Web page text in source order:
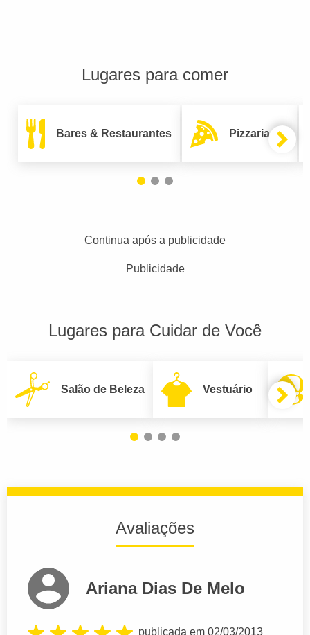
Lugares para comer
Bares & Restaurantes Pizzarias
Continua após a publicidade
Publicidade
Lugares para Cuidar de Você
Salão de Beleza Vestuário
Avaliações
Ariana Dias De Melo
publicada em 02/03/2013